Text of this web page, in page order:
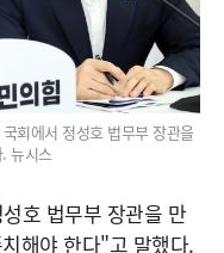
회에서 정성호 법무부 장관을
뉴시스
호 법무부 장관을 만
해야 한다"고 말했다.